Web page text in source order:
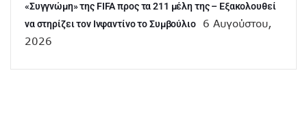
«Συγγνώμη» της FIFA προς τα 211 μέλη της – Εξακολουθεί
να στηρίζει τον Ινφαντίνο το Συμβούλιο
6 Αυγούστου,
2026